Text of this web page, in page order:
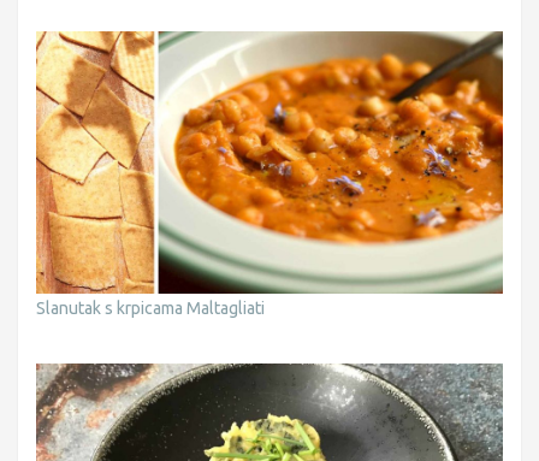
Slanutak s krpicama Maltagliati